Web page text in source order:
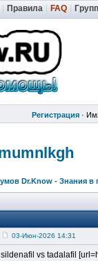
Правила FAQ
Регистрация ·
Dr.Know - Знания в
03-Июн-2026 14:31
sildenafil vs tadalafil